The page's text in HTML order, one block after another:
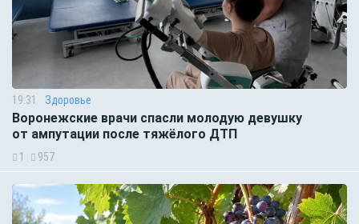
19:31 Здоровье
Воронежские врачи спасли молодую девушку
от ампутации после тяжёлого ДТП
1 957